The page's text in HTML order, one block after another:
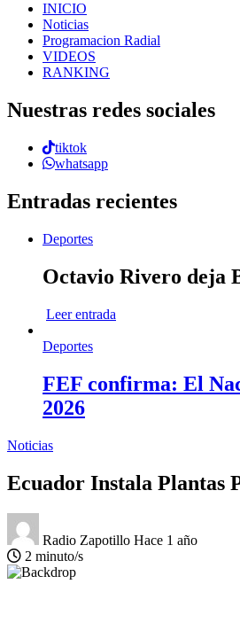
INICIO
Noticias
Programacion Radial
VIDEOS
RANKING
Nuestras redes sociales
tiktok
whatsapp
Entradas recientes
Deportes
Octavio Rivero deja
Leer entrada
Deportes
FEF confirma: El
2026
Noticias
Ecuador Instala Plantas
Radio Zapotillo Hace 1 año
2 minuto/s